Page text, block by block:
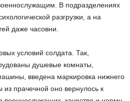
В подразделениях
разгрузки, а на
даже часовни.
условий солдата. Так,
душевые комнаты,
введена маркировка нижнего
из прачечной оно вернулось к